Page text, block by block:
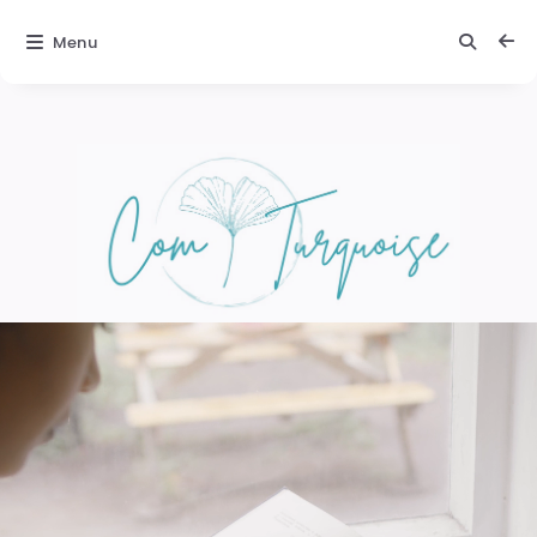
ComturquoiseTexte 2 :
ambiance
magique
Laissez-vous
Menu